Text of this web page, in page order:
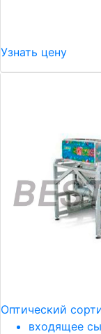
Узнать цену
Оптический
входящее